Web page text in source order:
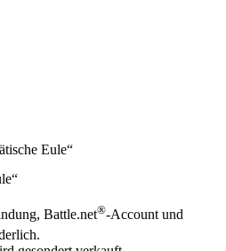
Eule“
Battle.net®-Account und